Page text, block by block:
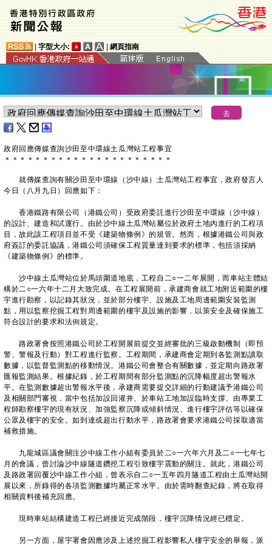
字型大小: 網頁指南
政府回應傳媒查詢沙田至中環線土瓜灣站工程事宜
＊ ＊ ＊ ＊ ＊ ＊ ＊ ＊ ＊ ＊ ＊ ＊ ＊ ＊ ＊ ＊ ＊ ＊ ＊ ＊ ＊ ＊
就傳媒查詢有關沙田至中環線（沙中線）土瓜灣站工程事宜，政府發言人
今日（八月九日）回應如下：
香港鐵路有限公司（港鐵公司）受政府委託進行沙田至中環線（沙中線）
的設計、建造和試運行。由於沙中線土瓜灣站屬位於政府土地內進行的工程項
目，故此該工程項目並不受《建築物條例》的規管。然而，根據港鐵公司與政
府簽訂的委託協議，港鐵公司須確保工程質量達到要求的標準，包括須採納
《建築物條例》的標準。
沙中線土瓜灣站位於馬頭圍道地底，工程自二○一二年展開，而車站主體結
構於二○一六年十二月大致完成。在工程展開前，承建商會就工地附近範圍的樓
宇進行勘察，以記錄其狀況，並於部分樓宇、設施及工地周邊範圍安裝監測
點，用以監察挖掘工程對周邊範圍的樓宇及設施的影響，以策安全及確保施工
符合設計的要求和法例規定。
路政署會按照港鐵公司於工程開展前提交並經審批的三級啟動機制（即預
警、警報及行動）對工程進行監察。工程期間，承建商會定期到各監測點讀取
數據，以監督監測點的移動情況。港鐵公司會整合有關數據，並定期向路政署
匯報監測結果。根據紀錄，於工程期間有部分監測點的沉降幅度超出警報水
平。在監測數據超出警報水平後，承建商需要提交詳細的行動建議予港鐵公司
及相關部門審視，當中包括加設回灌井、於車站工地加設臨時支撐、由專業工
程師勘察樓宇的現有狀況、加強監察沉降或傾斜情況、進行樓宇評估等以確保
公眾及樓宇的安全。如到達或超出行動水平，路政署會要求港鐵公司採取適當
補救措施。
九龍城區議會關注沙中線工作小組有委員於二○一六年六月及二○一七年七
月的會議，曾討論沙中線隧道鑽挖工程引致樓宇震動的關注。就此，港鐵公司
及路政署回覆沙中線工作小組，曾表示自二○一五年四月隧道工程由土瓜灣站開
展以來，所錄得的各項監測數據均屬正常水平。由於需時翻查紀錄，將在取得
相關資料後補充回應。
現時車站結構建造工程已經接近完成階段，樓宇沉降情況經已穩定。
另一方面，屋宇署會因應涉及上述挖掘工程影響私人樓宇安全的舉報，派